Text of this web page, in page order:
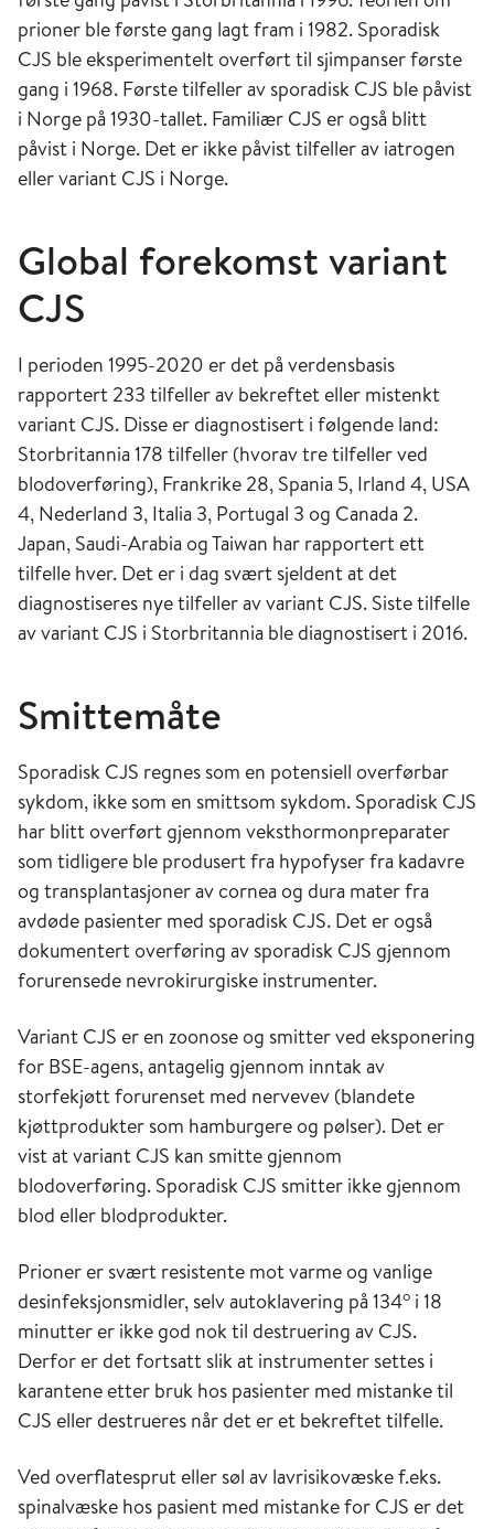
prioner ble første gang lagt fram i 1982. Sporadisk
CJS ble eksperimentelt overført til sjimpanser første
gang i 1968. Første tilfeller av sporadisk CJS ble påvist
i Norge på 1930-tallet. Familiær CJS er også blitt
påvist i Norge. Det er ikke påvist tilfeller av iatrogen
eller variant CJS i Norge.
Global forekomst variant
CJS
I perioden 1995-2020 er det på verdensbasis
rapportert 233 tilfeller av bekreftet eller mistenkt
variant CJS. Disse er diagnostisert i følgende land:
Storbritannia 178 tilfeller (hvorav tre tilfeller ved
blodoverføring), Frankrike 28, Spania 5, Irland 4, USA
4, Nederland 3, Italia 3, Portugal 3 og Canada 2.
Japan, Saudi-Arabia og Taiwan har rapportert ett
tilfelle hver. Det er i dag svært sjeldent at det
diagnostiseres nye tilfeller av variant CJS. Siste tilfelle
av variant CJS i Storbritannia ble diagnostisert i 2016.
Smittemåte
Sporadisk CJS regnes som en potensiell overførbar
sykdom, ikke som en smittsom sykdom. Sporadisk CJS
har blitt overført gjennom veksthormonpreparater
som tidligere ble produsert fra hypofyser fra kadavre
og transplantasjoner av cornea og dura mater fra
avdøde pasienter med sporadisk CJS. Det er også
dokumentert overføring av sporadisk CJS gjennom
forurensede nevrokirurgiske instrumenter.
Variant CJS er en zoonose og smitter ved eksponering
for BSE-agens, antagelig gjennom inntak av
storfekjøtt forurenset med nervevev (blandete
kjøttprodukter som hamburgere og pølser). Det er
vist at variant CJS kan smitte gjennom
blodoverføring. Sporadisk CJS smitter ikke gjennom
blod eller blodprodukter.
Prioner er svært resistente mot varme og vanlige
desinfeksjonsmidler, selv autoklavering på 134o i 18
minutter er ikke god nok til destruering av CJS.
Derfor er det fortsatt slik at instrumenter settes i
karantene etter bruk hos pasienter med mistanke til
CJS eller destrueres når det er et bekreftet tilfelle.
Ved overflatesprut eller søl av lavrisikovæske f.eks.
spinalvæske hos pasient med mistanke for CJS er det